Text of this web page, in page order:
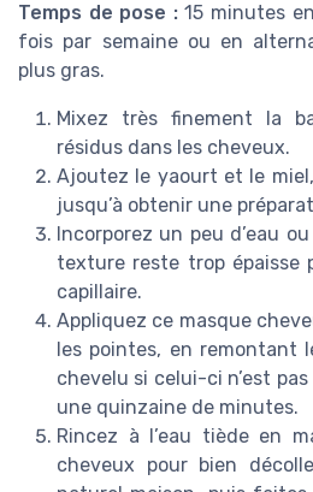
Temps de pose :15 minutes
fois par semaine ou en
plus gras.
Mixez très finement la
résidus dans les cheveux.
Ajoutez le yaourt et le
jusqu’à obtenir une
Incorporez un peu d’eau
texture reste trop épaisse
capillaire.
Appliquez ce masque
les pointes, en remontant
chevelu si celui-ci n’est
une quinzaine de minutes.
Rincez à l’eau tiède en
cheveux pour bien